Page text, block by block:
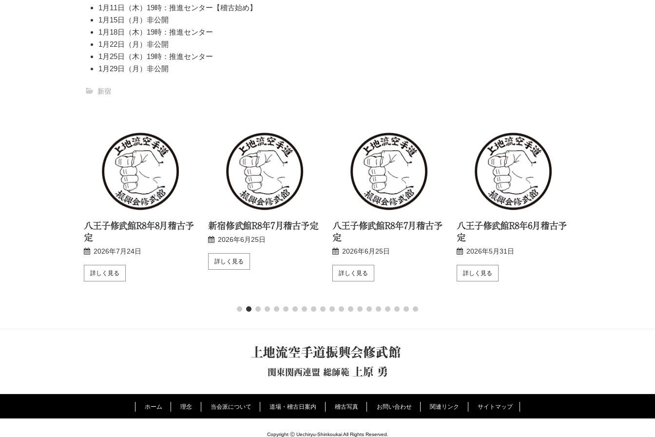
1月11日（木）19時：推進センター【稽古始め】
1月15日（月）非公開
1月18日（木）19時：推進センター
1月22日（月）非公開
1月25日（木）19時：推進センター
1月29日（月）非公開
新宿
八王子修武館R8年8月稽古予
定
2026年7月24日
詳しく見る
新宿修武館R8年7月稽古予定
2026年6月25日
詳しく見る
八王子修武館R8年7月稽古予
定
2026年6月25日
詳しく見る
八王子修武館R8年6月稽古予
定
2026年5月31日
詳しく見る
上地流空手道振興会修武館
関東関西連盟 総師範 上原 勇
ホーム 理念 当会派について 道場・稽古日案内 稽古写真 お問い合わせ 関連リンク サイトマップ
Copyright Ⓒ Uechiryu-Shinkoukai All Rights Reserved.